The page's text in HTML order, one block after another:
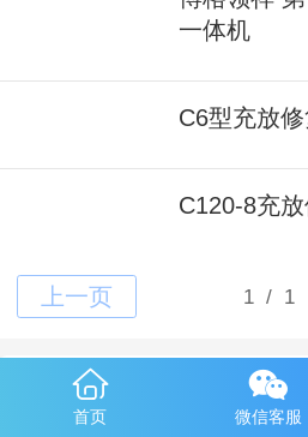
一体机
C6型充放
C120-8充
产品展示
首页 微信客服